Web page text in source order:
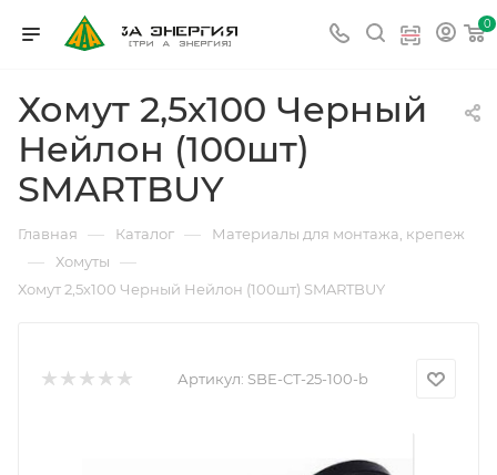
0
Хомут 2,5х100 Черный
Нейлон (100шт)
SMARTBUY
Главная — Каталог — Материалы для монтажа, крепеж
— Хомуты —
Хомут 2,5х100 Черный Нейлон (100шт) SMARTBUY
Артикул: SBE-CT-25-100-b